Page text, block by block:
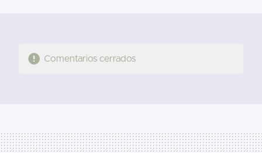
Comentarios cerrados